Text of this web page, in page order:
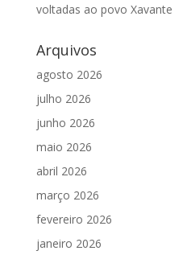
voltadas ao povo Xavante
Arquivos
agosto 2026
julho 2026
junho 2026
maio 2026
abril 2026
março 2026
fevereiro 2026
janeiro 2026